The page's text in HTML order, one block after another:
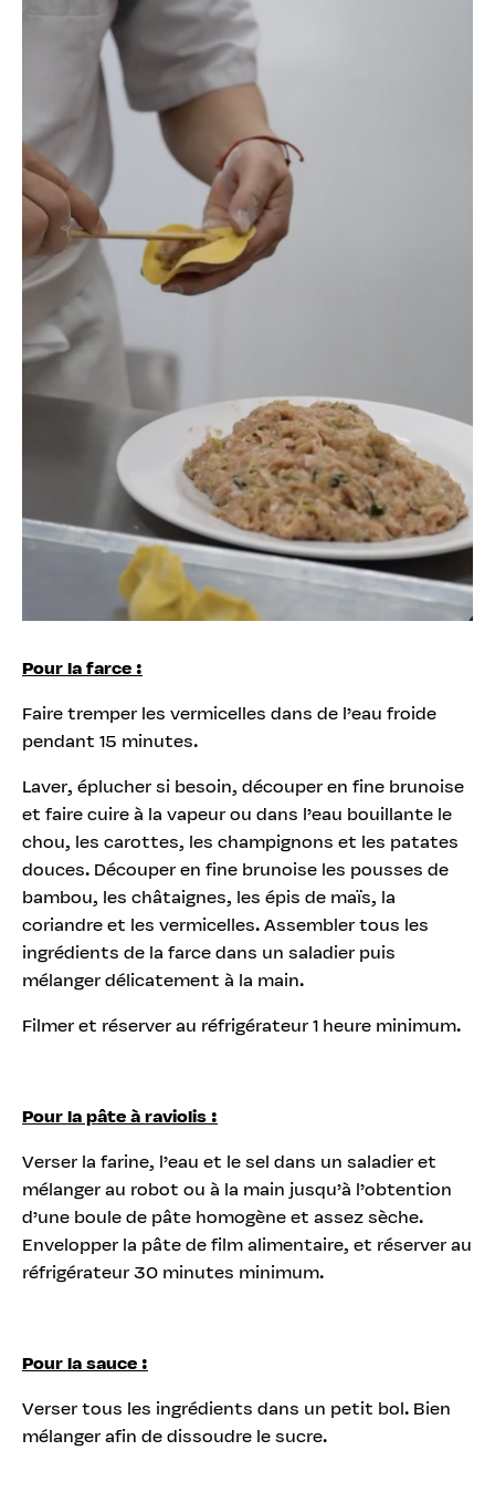
Pour la farce :
Faire tremper les vermicelles dans de l’eau froide
pendant 15 minutes.
Laver, éplucher si besoin, découper en fine brunoise
et faire cuire à la vapeur ou dans l’eau bouillante le
chou, les carottes, les champignons et les patates
douces. Découper en fine brunoise les pousses de
bambou, les châtaignes, les épis de maïs, la
coriandre et les vermicelles. Assembler tous les
ingrédients de la farce dans un saladier puis
mélanger délicatement à la main.
Filmer et réserver au réfrigérateur 1 heure minimum.
Pour la pâte à raviolis :
Verser la farine, l’eau et le sel dans un saladier et
mélanger au robot ou à la main jusqu’à l’obtention
d’une boule de pâte homogène et assez sèche.
Envelopper la pâte de film alimentaire, et réserver au
réfrigérateur 30 minutes minimum.
Pour la sauce :
Verser tous les ingrédients dans un petit bol. Bien
mélanger afin de dissoudre le sucre.